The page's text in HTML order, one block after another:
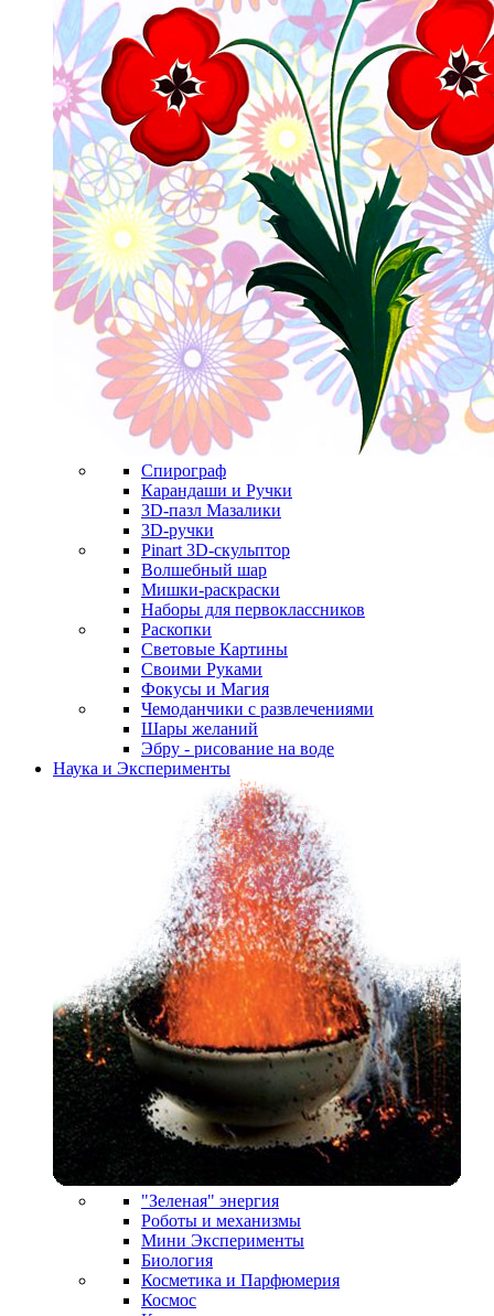
Спирограф
Карандаши и Ручки
3D-пазл Мазалики
3D-ручки
Pinart 3D-скульптор
Волшебный шар
Мишки-раскраски
Наборы для первоклассников
Раскопки
Световые Картины
Своими Руками
Фокусы и Магия
Чемоданчики с развлечениями
Шары желаний
Эбру - рисование на воде
Наука и Эксперименты
"Зеленая" энергия
Роботы и механизмы
Мини Эксперименты
Биология
Косметика и Парфюмерия
Космос